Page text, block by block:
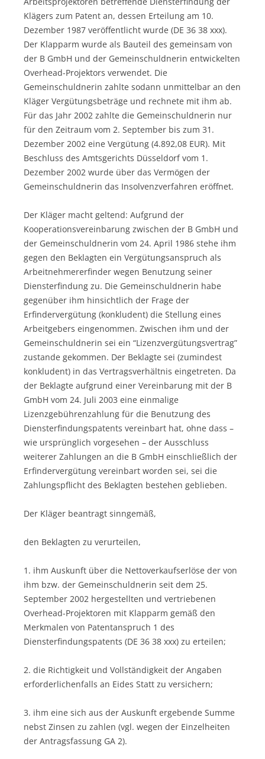
Klägers zum Patent an, dessen Erteilung am 10.
Dezember 1987 veröffentlicht wurde (DE 36 38 xxx).
Der Klapparm wurde als Bauteil des gemeinsam von
der B GmbH und der Gemeinschuldnerin entwickelten
Overhead-Projektors verwendet. Die
Gemeinschuldnerin zahlte sodann unmittelbar an den
Kläger Vergütungsbeträge und rechnete mit ihm ab.
Für das Jahr 2002 zahlte die Gemeinschuldnerin nur
für den Zeitraum vom 2. September bis zum 31.
Dezember 2002 eine Vergütung (4.892,08 EUR). Mit
Beschluss des Amtsgerichts Düsseldorf vom 1.
Dezember 2002 wurde über das Vermögen der
Gemeinschuldnerin das Insolvenzverfahren eröffnet.
Der Kläger macht geltend: Aufgrund der
Kooperationsvereinbarung zwischen der B GmbH und
der Gemeinschuldnerin vom 24. April 1986 stehe ihm
gegen den Beklagten ein Vergütungsanspruch als
Arbeitnehmererfinder wegen Benutzung seiner
Diensterfindung zu. Die Gemeinschuldnerin habe
gegenüber ihm hinsichtlich der Frage der
Erfindervergütung (konkludent) die Stellung eines
Arbeitgebers eingenommen. Zwischen ihm und der
Gemeinschuldnerin sei ein “Lizenzvergütungsvertrag”
zustande gekommen. Der Beklagte sei (zumindest
konkludent) in das Vertragsverhältnis eingetreten. Da
der Beklagte aufgrund einer Vereinbarung mit der B
GmbH vom 24. Juli 2003 eine einmalige
Lizenzgebührenzahlung für die Benutzung des
Diensterfindungspatents vereinbart hat, ohne dass –
wie ursprünglich vorgesehen – der Ausschluss
weiterer Zahlungen an die B GmbH einschließlich der
Erfindervergütung vereinbart worden sei, sei die
Zahlungspflicht des Beklagten bestehen geblieben.
Der Kläger beantragt sinngemäß,
den Beklagten zu verurteilen,
1. ihm Auskunft über die Nettoverkaufserlöse der von
ihm bzw. der Gemeinschuldnerin seit dem 25.
September 2002 hergestellten und vertriebenen
Overhead-Projektoren mit Klapparm gemäß den
Merkmalen von Patentanspruch 1 des
Diensterfindungspatents (DE 36 38 xxx) zu erteilen;
2. die Richtigkeit und Vollständigkeit der Angaben
erforderlichenfalls an Eides Statt zu versichern;
3. ihm eine sich aus der Auskunft ergebende Summe
nebst Zinsen zu zahlen (vgl. wegen der Einzelheiten
der Antragsfassung GA 2).